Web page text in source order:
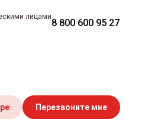
лицами
8 800 600 95 27
Перезвоните мне